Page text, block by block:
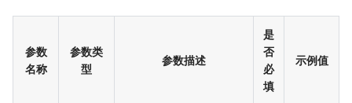
参数
名称
参数类
型
参数描述
是
否
必
填
示例值